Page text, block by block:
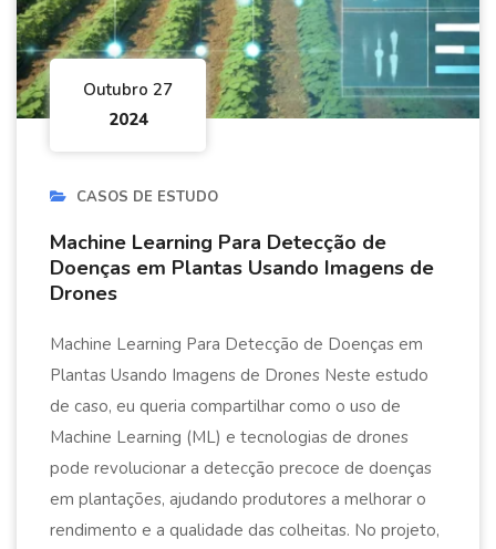
Outubro 27
2024
CASOS DE ESTUDO
Machine Learning Para Detecção de
Doenças em Plantas Usando Imagens de
Drones
Machine Learning Para Detecção de Doenças em
Plantas Usando Imagens de Drones Neste estudo
de caso, eu queria compartilhar como o uso de
Machine Learning (ML) e tecnologias de drones
pode revolucionar a detecção precoce de doenças
em plantações, ajudando produtores a melhorar o
rendimento e a qualidade das colheitas. No projeto,